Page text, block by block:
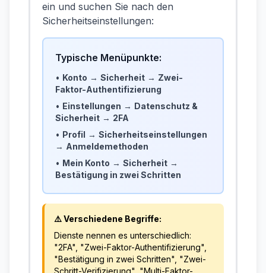
ein und suchen Sie nach den
Sicherheitseinstellungen:
Typische Menüpunkte:
• Konto → Sicherheit → Zwei-
Faktor-Authentifizierung
• Einstellungen → Datenschutz &
Sicherheit → 2FA
• Profil → Sicherheitseinstellungen
→ Anmeldemethoden
• Mein Konto → Sicherheit →
Bestätigung in zwei Schritten
⚠️ Verschiedene Begriffe:
Dienste nennen es unterschiedlich:
"2FA", "Zwei-Faktor-Authentifizierung",
"Bestätigung in zwei Schritten", "Zwei-
Schritt-Verifizierung", "Multi-Faktor-